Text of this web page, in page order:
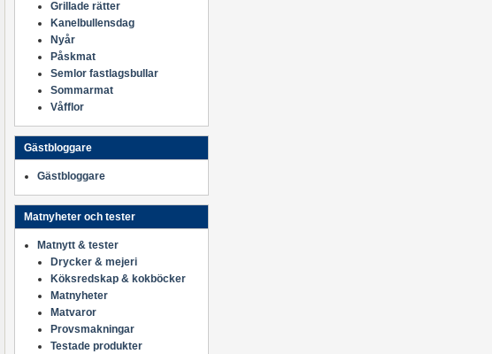
Grillade rätter
Kanelbullensdag
Nyår
Påskmat
Semlor fastlagsbullar
Sommarmat
Våfflor
Gästbloggare
Gästbloggare
Matnyheter och tester
Matnytt & tester
Drycker & mejeri
Köksredskap & kokböcker
Matnyheter
Matvaror
Provsmakningar
Testade produkter